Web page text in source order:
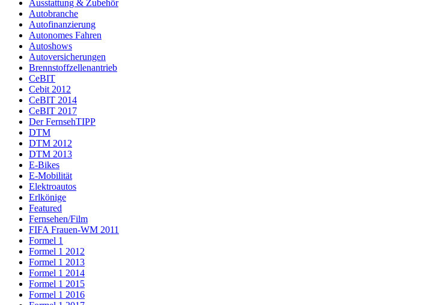
Ausstattung & Zubehör
Autobranche
Autofinanzierung
Autonomes Fahren
Autoshows
Autoversicherungen
Brennstoffzellenantrieb
CeBIT
Cebit 2012
CeBIT 2014
CeBIT 2017
Der FernsehTIPP
DTM
DTM 2012
DTM 2013
E-Bikes
E-Mobilität
Elektroautos
Erlkönige
Featured
Fernsehen/Film
FIFA Frauen-WM 2011
Formel 1
Formel 1 2012
Formel 1 2013
Formel 1 2014
Formel 1 2015
Formel 1 2016